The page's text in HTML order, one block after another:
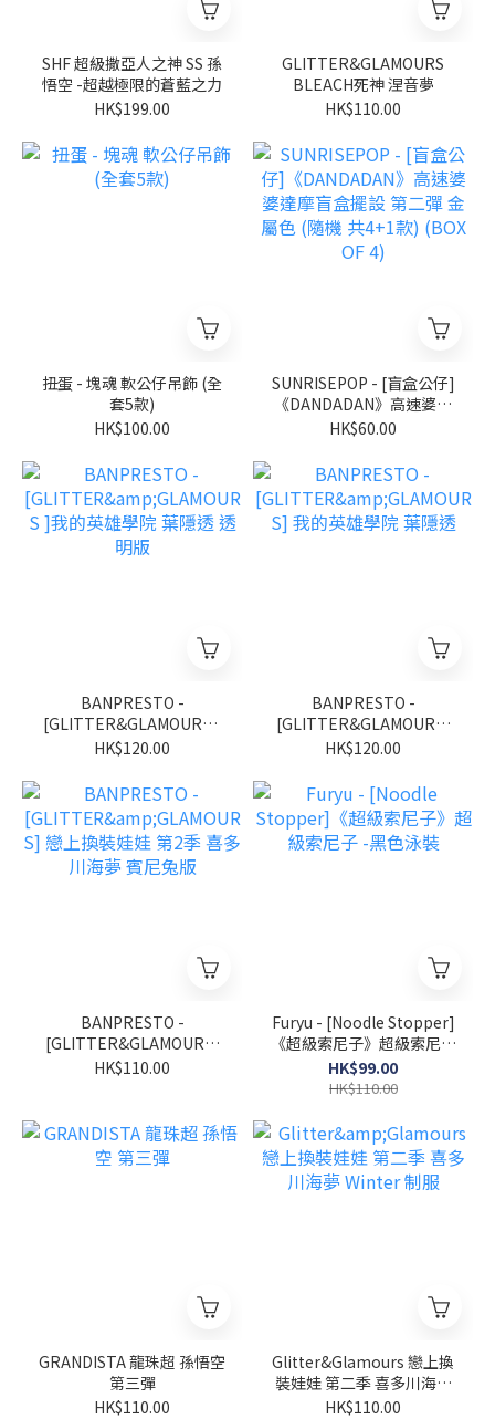
SHF 超級撒亞人之神 SS 孫
悟空 -超越極限的蒼藍之力
HK$199.00
GLITTER&GLAMOURS
BLEACH死神 涅音夢
HK$110.00
扭蛋 - 塊魂 軟公仔吊飾 (全
套5款)
HK$100.00
SUNRISEPOP - [盲盒公仔]
《DANDADAN》高速婆婆
達摩盲盒擺設 第二彈 金屬
4)
HK$60.00
BANPRESTO -
[GLITTER&GLAMOURS ]
我的英雄學院 葉隱透 透明
HK$120.00
BANPRESTO -
[GLITTER&GLAMOURS]
我的英雄學院 葉隱透
HK$120.00
BANPRESTO -
[GLITTER&GLAMOURS]
戀上換裝娃娃 第2季 喜多川
HK$110.00
Furyu - [Noodle Stopper]
《超級索尼子》超級索尼子
-黑色泳裝
HK$99.00
HK$110.00
GRANDISTA 龍珠超 孫悟空
第三彈
HK$110.00
Glitter&Glamours 戀上換
裝娃娃 第二季 喜多川海夢
Winter 制服
HK$110.00